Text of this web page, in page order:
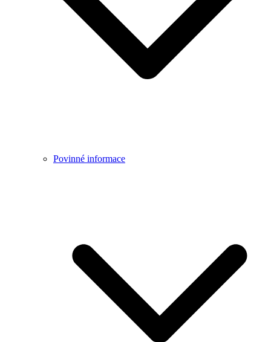
Povinné informace